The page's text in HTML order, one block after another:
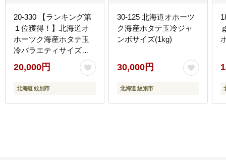
20-330 【ランキング第
１位獲得！】北海道オ
ホーツク海産ホタテ玉
冷バラエティサイズ
(1kg)｜ 訳あり サイズ不
揃い
20,000円
北海道 紋別市
30-125 北海道オホーツ
ク海産ホタテ玉冷ジャ
ンボサイズ(1kg)
30,000円
北海道 紋別市